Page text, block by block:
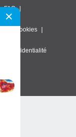
FAQ
Cookies
de confidentialité